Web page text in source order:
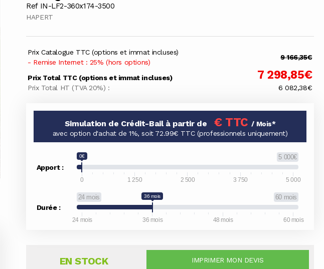
Ref IN-LF2-360x174-3500
HAPERT
Prix Catalogue TTC (options et immat incluses)
9 166,35€
- Remise Internet : 25% (hors options)
Prix Total TTC (options et immat incluses)
7 298,85€
Prix Total HT (TVA 20%) : 6 082,38€
Apport :
5 000€
0€
0 1 250 2 500 3 750 5 000
Durée :
24 mois 60 mois
36 mois
24 mois 36 mois 48 mois 60 mois
Simulation de Crédit-Bail à partir de € TTC/ Mois*
avec option d'achat de 1%, soit 72.99€ TTC (professionnels uniquement)
EN STOCK IMPRIMER MON DEVIS